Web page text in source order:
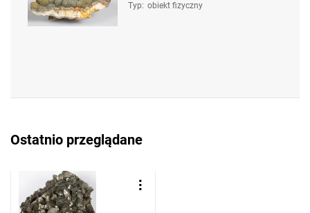
Typ: obiekt fizyczny
Ostatnio przeglądane